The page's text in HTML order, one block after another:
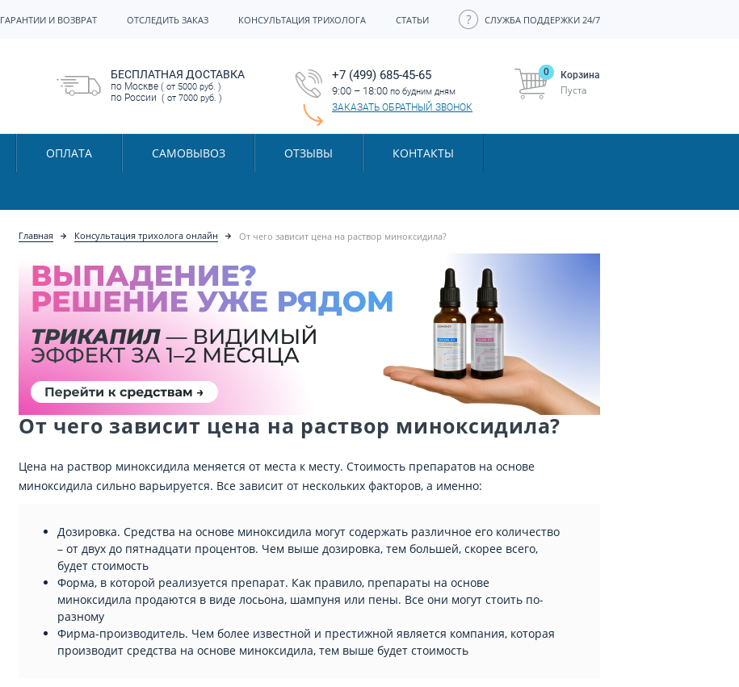
ГАРАНТИИ И ВОЗВРАТ ОТСЛЕДИТЬ ЗАКАЗ КОНСУЛЬТАЦИЯ ТРИХОЛОГА СТАТЬИ СЛУЖБА ПОДДЕРЖКИ 24/7
БЕСПЛАТНАЯ ДОСТАВКА
по Москве ( от 5000 руб. )
по России ( от 7000 руб. )
+7 (499) 685-45-65
9:00 – 18:00 по будним дням
ЗАКАЗАТЬ ОБРАТНЫЙ ЗВОНОК
Корзина
0
Пуста
ОПЛАТА САМОВЫВОЗ ОТЗЫВЫ КОНТАКТЫ
Главная Консультация трихолога онлайн От чего зависит цена на раствор миноксидила?
От чего зависит цена на раствор миноксидила?
Цена на раствор миноксидила меняется от места к месту. Стоимость препаратов на основе
миноксидила сильно варьируется. Все зависит от нескольких факторов, а именно:
Дозировка. Средства на основе миноксидила могут содержать различное его количество
– от двух до пятнадцати процентов. Чем выше дозировка, тем большей, скорее всего,
будет стоимость
Форма, в которой реализуется препарат. Как правило, препараты на основе
миноксидила продаются в виде лосьона, шампуня или пены. Все они могут стоить по-
разному
Фирма-производитель. Чем более известной и престижной является компания, которая
производит средства на основе миноксидила, тем выше будет стоимость